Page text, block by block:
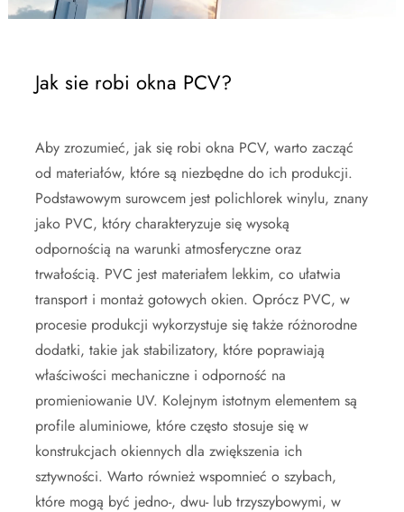
Jak sie robi okna PCV?
Aby zrozumieć, jak się robi okna PCV, warto zacząć
od materiałów, które są niezbędne do ich produkcji.
Podstawowym surowcem jest polichlorek winylu, znany
jako PVC, który charakteryzuje się wysoką
odpornością na warunki atmosferyczne oraz
trwałością. PVC jest materiałem lekkim, co ułatwia
transport i montaż gotowych okien. Oprócz PVC, w
procesie produkcji wykorzystuje się także różnorodne
dodatki, takie jak stabilizatory, które poprawiają
właściwości mechaniczne i odporność na
promieniowanie UV. Kolejnym istotnym elementem są
profile aluminiowe, które często stosuje się w
konstrukcjach okiennych dla zwiększenia ich
sztywności. Warto również wspomnieć o szybach,
które mogą być jedno-, dwu- lub trzyszybowymi, w